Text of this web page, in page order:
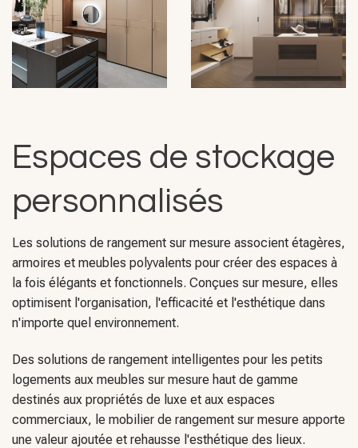
Espaces de stockage
personnalisés
Les solutions de rangement sur mesure associent étagères,
armoires et meubles polyvalents pour créer des espaces à
la fois élégants et fonctionnels. Conçues sur mesure, elles
optimisent l'organisation, l'efficacité et l'esthétique dans
n'importe quel environnement.
Des solutions de rangement intelligentes pour les petits
logements aux meubles sur mesure haut de gamme
destinés aux propriétés de luxe et aux espaces
commerciaux, le mobilier de rangement sur mesure apporte
une valeur ajoutée et rehausse l'esthétique des lieux.